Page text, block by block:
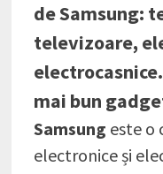
de Samsung:
televizoare,
mai bun
Samsung este o
electronice și